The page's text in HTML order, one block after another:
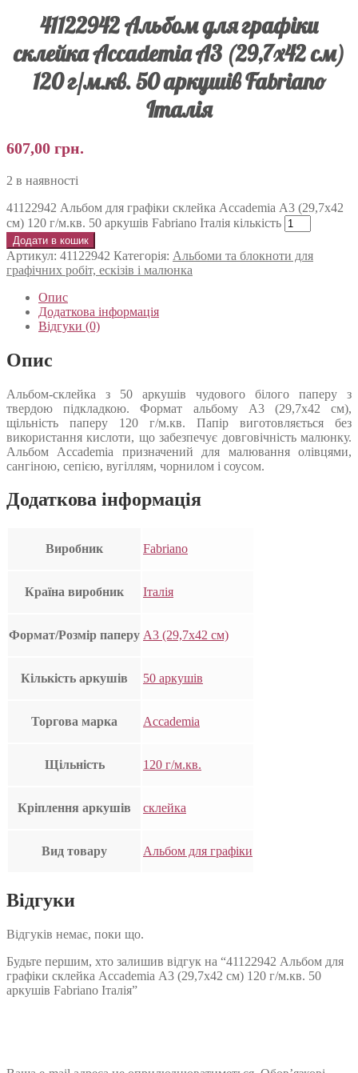
41122942 Альбом для графіки
склейка Accademia А3 (29,7х42 см)
120 г/м.кв. 50 аркушів Fabriano
Італія
607,00 грн.
2 в наявності
41122942 Альбом для графіки склейка Accademia А3 (29,7х42
см) 120 г/м.кв. 50 аркушів Fabriano Італія кількість
Додати в кошик
Артикул: 41122942 Категорія: Альбоми та блокноти для
графічних робіт, ескізів і малюнка
Опис
Додаткова інформація
Відгуки (0)
Опис
Альбом-склейка з 50 аркушів чудового білого паперу з
твердою підкладкою. Формат альбому А3 (29,7х42 см),
щільність паперу 120 г/м.кв. Папір виготовляється без
використання кислоти, що забезпечує довговічність малюнку.
Альбом Accademia призначений для малювання олівцями,
сангіною, сепією, вугіллям, чорнилом і соусом.
Додаткова інформація
Виробник Fabriano
Країна виробник Італія
Формат/Розмір паперу А3 (29,7х42 см)
Кількість аркушів 50 аркушів
Торгова марка Accademia
Щільність 120 г/м.кв.
Кріплення аркушів склейка
Вид товару Альбом для графіки
Відгуки
Відгуків немає, поки що.
Будьте першим, хто залишив відгук на “41122942 Альбом для
графіки склейка Accademia А3 (29,7х42 см) 120 г/м.кв. 50
аркушів Fabriano Італія”